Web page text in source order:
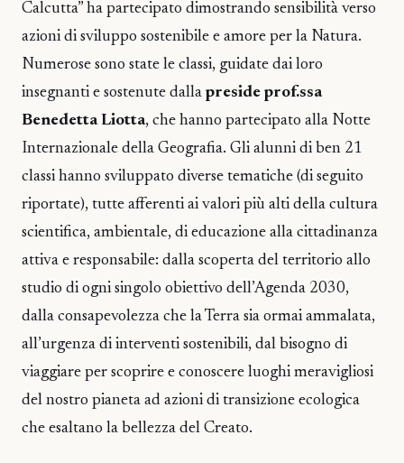
Calcutta” ha partecipato dimostrando sensibilità verso
azioni di sviluppo sostenibile e amore per la Natura.
Numerose sono state le classi, guidate dai loro
insegnanti e sostenute dalla preside prof.ssa
Benedetta Liotta, che hanno partecipato alla Notte
Internazionale della Geografia. Gli alunni di ben 21
classi hanno sviluppato diverse tematiche (di seguito
riportate), tutte afferenti ai valori più alti della cultura
scientifica, ambientale, di educazione alla cittadinanza
attiva e responsabile: dalla scoperta del territorio allo
studio di ogni singolo obiettivo dell’Agenda 2030,
dalla consapevolezza che la Terra sia ormai ammalata,
all’urgenza di interventi sostenibili, dal bisogno di
viaggiare per scoprire e conoscere luoghi meravigliosi
del nostro pianeta ad azioni di transizione ecologica
che esaltano la bellezza del Creato.